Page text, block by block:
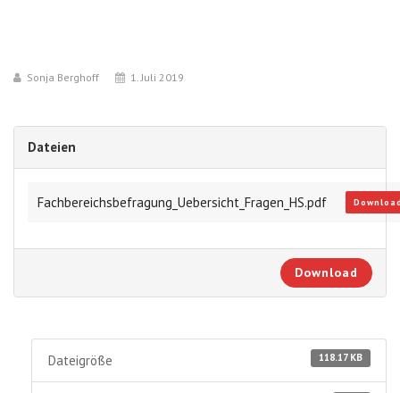
Sonja Berghoff 1. Juli 2019
Dateien
Fachbereichsbefragung_Uebersicht_Fragen_HS.pdf
Download
118.17 KB
Dateigröße